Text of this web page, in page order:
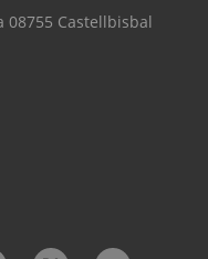
08755 Castellbisbal